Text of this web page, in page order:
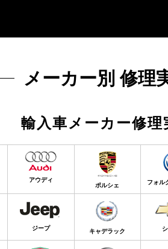
メーカー別 修理
輸入車メーカー修理
アウディ
ポルシェ フォル
ジープ キャデラック